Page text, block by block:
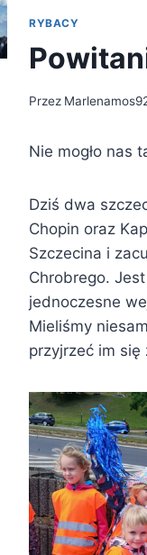
RYBACY
Przez
Nie mogło nas
Dziś dwa
Chopin oraz
Szczecina i
Chrobrego.
jednoczesne
Mieliśmy
przyjrzeć im się